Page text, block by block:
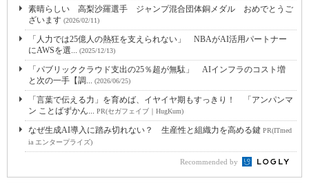
素晴らしい 高梨沙羅選手 ジャンプ混合団体銅メダル おめでとうご
ざいます (2026/02/11)
「人力では25億人の熱狂を支えられない」 NBAがAI活用パートナー
にAWSを選... (2025/12/13)
「パブリッククラウド支出の25％超が無駄」 AIインフラのコスト増
と次の一手【調... (2026/06/25)
「言葉で伝える力」を育めば、イヤイヤ期もすっきり！ 「アンパンマ
ン ことばずかん... PR(セガフェイブ｜HugKum)
なぜ生成AI導入に踏み切れない？ 生産性と組織力を高める鍵 PR(ITmed
ia エンタープライズ)
Recommended by